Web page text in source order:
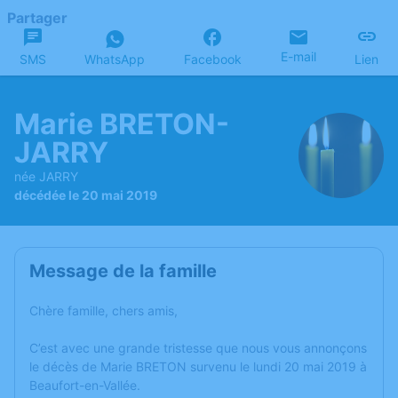
Partager
SMS WhatsApp Facebook E-mail Lien
Marie BRETON-
JARRY
née JARRY
décédée le 20 mai 2019
Message de la famille
Chère famille, chers amis,
C’est avec une grande tristesse que nous vous annonçons
le décès de Marie BRETON survenu le lundi 20 mai 2019 à
Beaufort-en-Vallée.